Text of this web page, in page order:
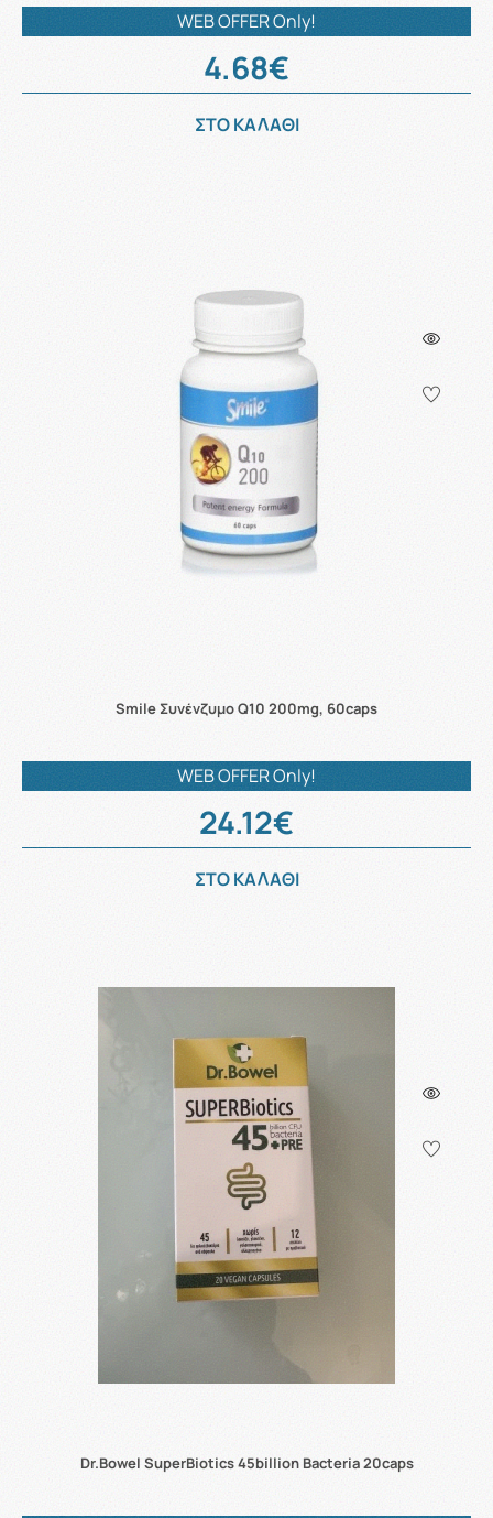
WEB OFFER Only!
4.68€
ΣΤΟ ΚΑΛΑΘΙ
Smile Συνένζυμο Q10 200mg, 60caps
WEB OFFER Only!
24.12€
ΣΤΟ ΚΑΛΑΘΙ
Dr.Bowel SuperBiotics 45billion Bacteria 20caps